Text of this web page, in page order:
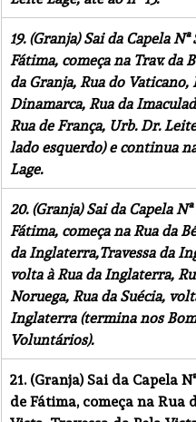
19. (Granja) Sai da Capela
Fátima, começa na Trav. da
da Granja, Rua do Vaticano,
Dinamarca, Rua da
Rua de França, Urb. Dr.
lado esquerdo) e continua
Lage.
20. (Granja) Sai da Capela
Fátima, começa na Rua da
da Inglaterra,Travessa da
volta à Rua da Inglaterra,
Noruega, Rua da Suécia,
Inglaterra (termina nos
Voluntários).
21. (Granja) Sai da Capela
de Fátima, começa na Rua